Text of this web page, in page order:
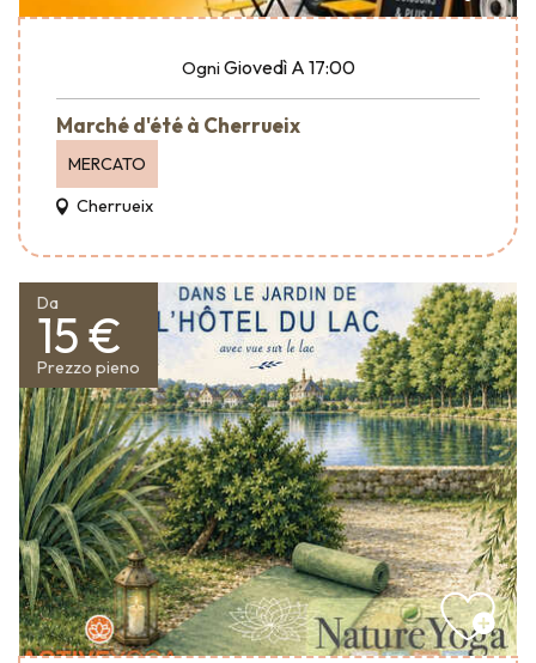
OgniGiovedì A 17:00
Marché d'été à Cherrueix
MERCATO
Cherrueix
Da
15 €
Prezzo pieno